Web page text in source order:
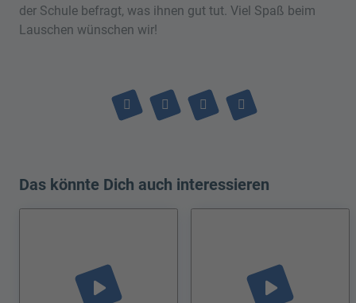
der Schule befragt, was ihnen gut tut. Viel Spaß beim
Lauschen wünschen wir!
Das könnte Dich auch interessieren
play_arrow play_arrow